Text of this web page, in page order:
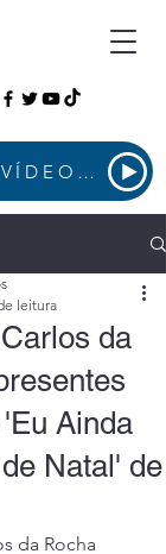
ASSISTA NOSSO VÍDEO INSTITUCIONAL
da
Ainda
Natal' de
leitura
da Rocha